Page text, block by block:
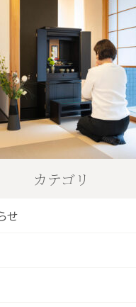
カテゴリ
せ